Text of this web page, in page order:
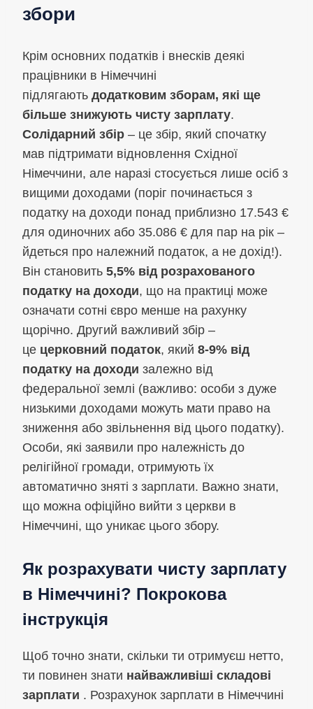
збори
Крім основних податків і внесків деякі
працівники в Німеччині
підлягають додатковим зборам, які ще
більше знижують чисту зарплату.
Солідарний збір – це збір, який спочатку
мав підтримати відновлення Східної
Німеччини, але наразі стосується лише осіб з
вищими доходами (поріг починається з
податку на доходи понад приблизно 17.543 €
для одиночних або 35.086 € для пар на рік –
йдеться про належний податок, а не дохід!).
Він становить 5,5% від розрахованого
податку на доходи, що на практиці може
означати сотні євро менше на рахунку
щорічно. Другий важливий збір –
це церковний податок, який 8-9% від
податку на доходи залежно від
федеральної землі (важливо: особи з дуже
низькими доходами можуть мати право на
зниження або звільнення від цього податку).
Особи, які заявили про належність до
релігійної громади, отримують їх
автоматично зняті з зарплати. Важно знати,
що можна офіційно вийти з церкви в
Німеччині, що уникає цього збору.
Як розрахувати чисту зарплату
в Німеччині? Покрокова
інструкція
Щоб точно знати, скільки ти отримуєш нетто,
ти повинен знати найважливіші складові
зарплати . Розрахунок зарплати в Німеччині